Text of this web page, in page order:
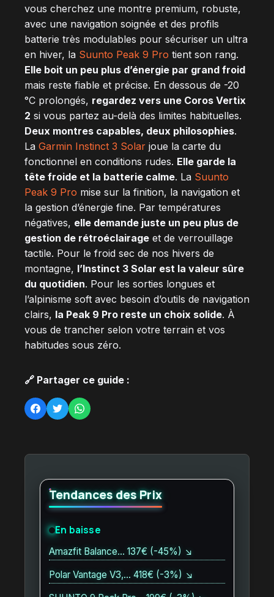
vous cherchez une montre premium, robuste,
avec une navigation soignée et des profils
batterie très modulables pour sécuriser un ultra
en hiver, la Suunto Peak 9 Pro tient son rang.
Elle boit un peu plus d’énergie par grand froid
mais reste fiable et précise. En dessous de -20
°C prolongés, regardez vers une Coros Vertix
2 si vous partez au-delà des limites habituelles.
Deux montres capables, deux philosophies.
La Garmin Instinct 3 Solar joue la carte du
fonctionnel en conditions rudes. Elle garde la
tête froide et la batterie calme. La Suunto
Peak 9 Pro mise sur la finition, la navigation et
la gestion d’énergie fine. Par températures
négatives, elle demande juste un peu plus de
gestion de rétroéclairage et de verrouillage
tactile. Pour le froid sec de nos hivers de
montagne, l’Instinct 3 Solar est la valeur sûre
du quotidien. Pour les sorties longues et
l’alpinisme soft avec besoin d’outils de navigation
clairs, la Peak 9 Pro reste un choix solide. À
vous de trancher selon votre terrain et vos
habitudes sous zéro.
🔗 Partager ce guide :
Tendances des Prix
En baisse
Amazfit Balance… 137€ (-45%) ↘
Polar Vantage V3,… 418€ (-3%) ↘